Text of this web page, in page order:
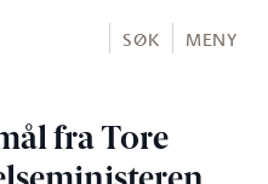
SØK MENY
fra Tore